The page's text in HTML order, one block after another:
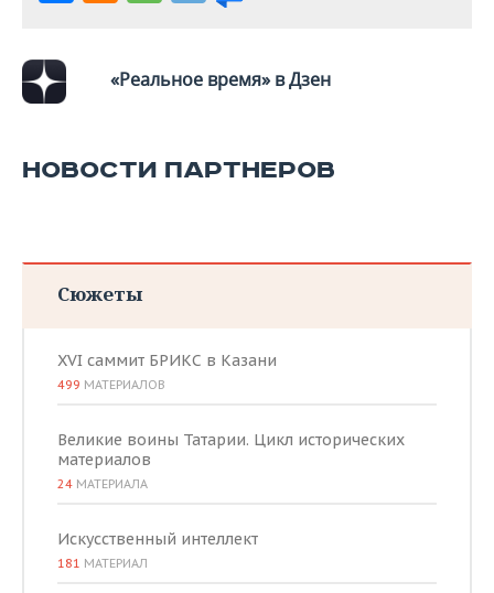
«Реальное время» в Дзен
НОВОСТИ ПАРТНЕРОВ
Сюжеты
XVI саммит БРИКС в Казани
499 МАТЕРИАЛОВ
Великие воины Татарии. Цикл исторических
материалов
24 МАТЕРИАЛА
Искусственный интеллект
181 МАТЕРИАЛ